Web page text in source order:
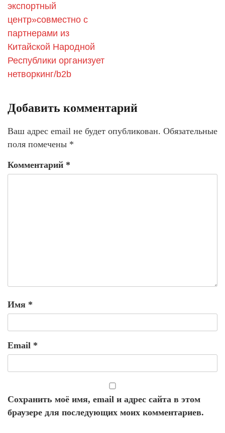
экспортный
центр»совместно c
партнерами из
Китайской Народной
Республики организует
нетворкинг/b2b
Добавить комментарий
Ваш адрес email не будет опубликован. Обязательные
поля помечены *
Комментарий *
Имя *
Email *
Сохранить моё имя, email и адрес сайта в этом
браузере для последующих моих комментариев.